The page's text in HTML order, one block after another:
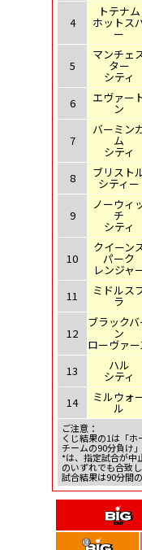
4
トテナム
ホットス
ー
5
マンチェ
ター
シティ
6 エヴァー
ン
7
バーミン
ム
シティ
8 ブリスト
シティー
9
ノーウィ
チ
シティ
10
クイーン
パーク
レンジャ
11 ミドルス
ラ
12
ブラックバ
ン
ローヴァ
13 ハル
シティ
14 ミルウォ
ル
ご注意：
くじ結果の1は「
チームの90分負け
*は、指定試合が中
のいずれでも合致
試合結果は90分間